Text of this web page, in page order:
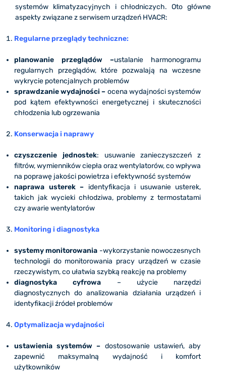
systemów klimatyzacyjnych i chłodniczych. Oto główne
aspekty związane z serwisem urządzeń HVACR:
Regularne przeglądy techniczne:
planowanie przeglądów –ustalanie harmonogramu
regularnych przeglądów, które pozwalają na wczesne
wykrycie potencjalnych problemów
sprawdzanie wydajności – ocena wydajności systemów
pod kątem efektywności energetycznej i skuteczności
chłodzenia lub ogrzewania
Konserwacja i naprawy
czyszczenie jednostek: usuwanie zanieczyszczeń z
filtrów, wymienników ciepła oraz wentylatorów, co wpływa
na poprawę jakości powietrza i efektywność systemów
naprawa usterek – identyfikacja i usuwanie usterek,
takich jak wycieki chłodziwa, problemy z termostatami
czy awarie wentylatorów
Monitoring i diagnostyka
systemy monitorowania -wykorzystanie nowoczesnych
technologii do monitorowania pracy urządzeń w czasie
rzeczywistym, co ułatwia szybką reakcję na problemy
diagnostyka cyfrowa – użycie narzędzi
diagnostycznych do analizowania działania urządzeń i
identyfikacji źródeł problemów
Optymalizacja wydajności
ustawienia systemów – dostosowanie ustawień, aby
zapewnić maksymalną wydajność i komfort
użytkowników